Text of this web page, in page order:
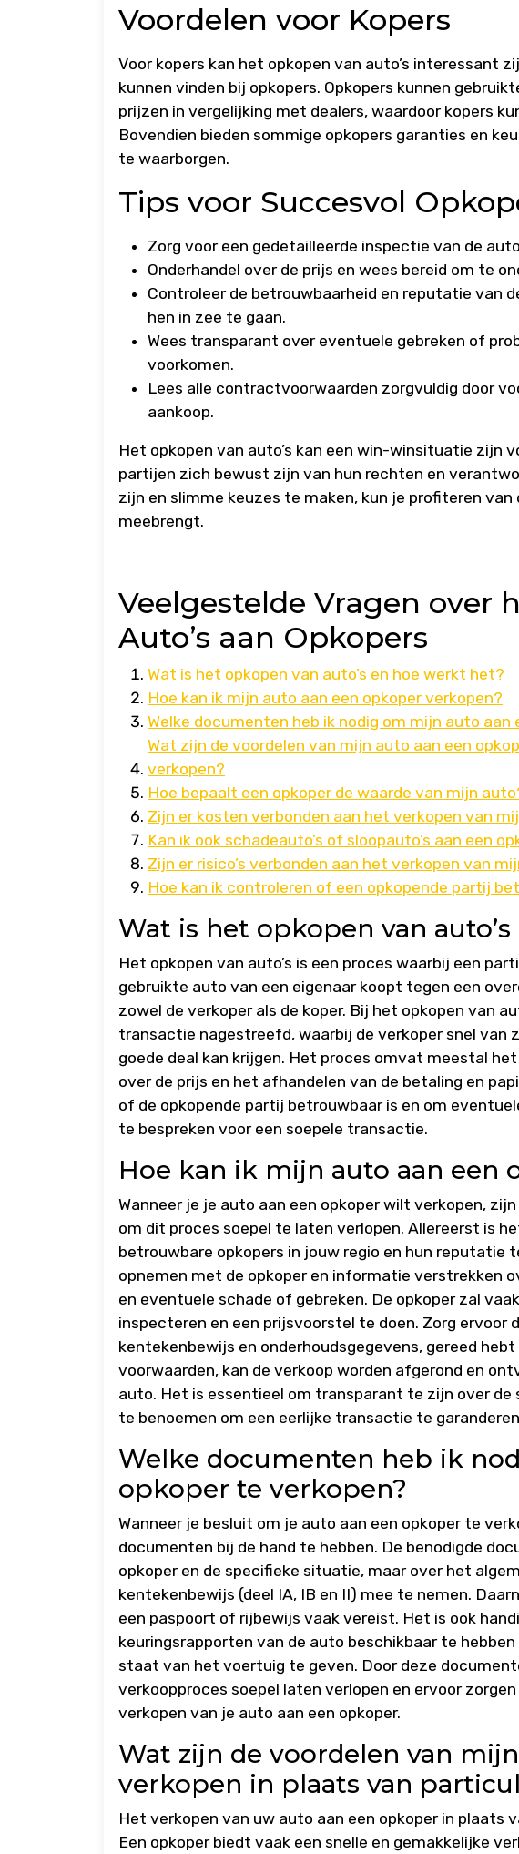
Voordelen voor Kopers
Voor kopers kan het opkopen van auto’s interessant
kunnen vinden bij opkopers. Opkopers kunnen
prijzen in vergelijking met dealers, waardoor kopers
Bovendien bieden sommige opkopers garanties en
te waarborgen.
Tips voor Succesvol
Zorg voor een gedetailleerde inspectie van de
Onderhandel over de prijs en wees bereid om te
Controleer de betrouwbaarheid en reputatie van
hen in zee te gaan.
Wees transparant over eventuele gebreken of
voorkomen.
Lees alle contractvoorwaarden zorgvuldig door
aankoop.
Het opkopen van auto’s kan een win-winsituatie zijn
partijen zich bewust zijn van hun rechten en
zijn en slimme keuzes te maken, kun je profiteren
meebrengt.
Veelgestelde Vragen over
Auto’s aan Opkopers
Wat is het opkopen van auto’s en hoe werkt het?
Hoe kan ik mijn auto aan een opkoper verkopen?
Welke documenten heb ik nodig om mijn auto aan
Wat zijn de voordelen van mijn auto aan een
verkopen?
Hoe bepaalt een opkoper de waarde van mijn
Zijn er kosten verbonden aan het verkopen van
Kan ik ook schadeauto’s of sloopauto’s aan een
Zijn er risico’s verbonden aan het verkopen van
Hoe kan ik controleren of een opkopende partij
Wat is het opkopen van
Het opkopen van auto’s is een proces waarbij een
gebruikte auto van een eigenaar koopt tegen een
zowel de verkoper als de koper. Bij het opkopen van
transactie nagestreefd, waarbij de verkoper snel van
goede deal kan krijgen. Het proces omvat meestal
over de prijs en het afhandelen van de betaling en
of de opkopende partij betrouwbaar is en om
te bespreken voor een soepele transactie.
Hoe kan ik mijn auto aan een
Wanneer je je auto aan een opkoper wilt verkopen,
om dit proces soepel te laten verlopen. Allereerst is
betrouwbare opkopers in jouw regio en hun reputatie
opnemen met de opkoper en informatie verstrekken
en eventuele schade of gebreken. De opkoper zal
inspecteren en een prijsvoorstel te doen. Zorg ervoor
kentekenbewijs en onderhoudsgegevens, gereed
voorwaarden, kan de verkoop worden afgerond en
auto. Het is essentieel om transparant te zijn over
te benoemen om een eerlijke transactie te
Welke documenten heb ik
opkoper te verkopen?
Wanneer je besluit om je auto aan een opkoper te
documenten bij de hand te hebben. De benodigde
opkoper en de specifieke situatie, maar over het
kentekenbewijs (deel IA, IB en II) mee te nemen.
een paspoort of rijbewijs vaak vereist. Het is ook
keuringsrapporten van de auto beschikbaar te
staat van het voertuig te geven. Door deze
verkoopproces soepel laten verlopen en ervoor
verkopen van je auto aan een opkoper.
Wat zijn de voordelen van
verkopen in plaats van
Het verkopen van uw auto aan een opkoper in plaats
Een opkoper biedt vaak een snelle en gemakkelijke